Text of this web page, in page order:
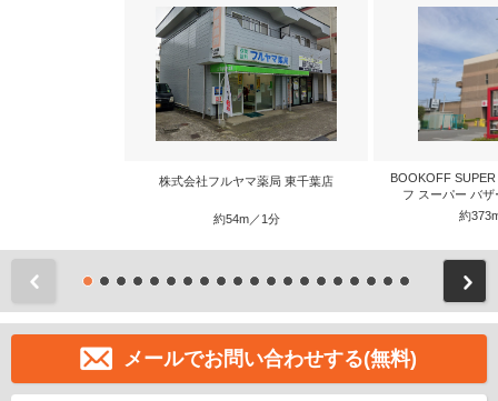
株式会社フルヤマ薬局 東千葉店
約54m／1分
BOOKOFF
フ スーパー バ
約
メールでお問い合わせする(無料)